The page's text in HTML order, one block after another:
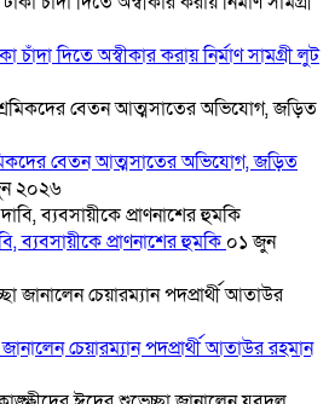
চাঁদা দিতে অস্বীকার করায় নির্মাণ সামগ্রী লুট
বেতন আত্মসাতের অভিযোগ, জড়িত
২০২৬
ব্যবসায়ীকে প্রাণনাশের হুমকি ০১ জুন
চেয়ারম্যান পদপ্রার্থী আতাউর রহমান